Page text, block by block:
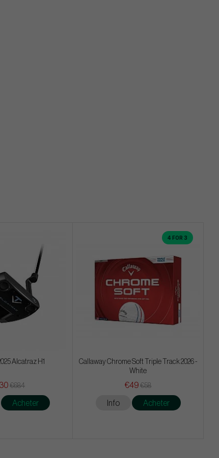
Alcatraz H1
€684
Acheter
4 FOR 3
Callaway Chrome Soft Triple Track 2026 -
White
€49 €58
Info Acheter